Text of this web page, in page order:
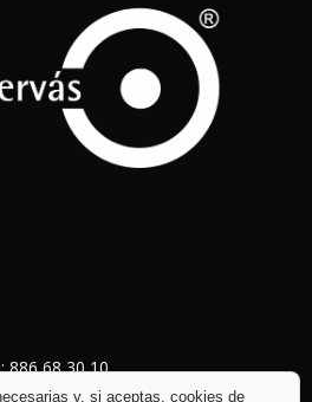
886 68 30 10
y, si aceptas, cookies de